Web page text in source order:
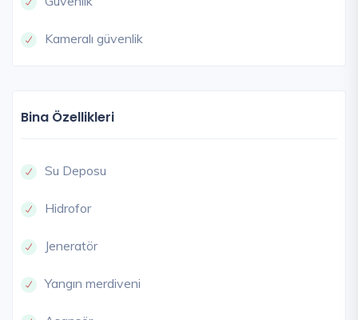
Kameralı güvenlik
Bina Özellikleri
Su Deposu
Hidrofor
Jeneratör
Yangın merdiveni